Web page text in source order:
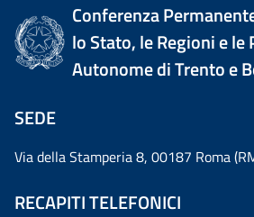
Conferenza
lo Stato, le Regioni e le
Autonome di Trento e
SEDE
Via della Stamperia 8, 00187 Roma
RECAPITI TELEFONICI